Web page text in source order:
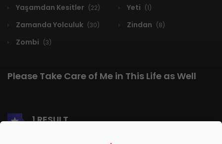
Yaşamdan Kesitler (22) Yeti (1)
Zamanda Yolculuk (30) Zindan (8)
Zombi (3)
Please Take Care of Me in This Life as Well
1 RESULT